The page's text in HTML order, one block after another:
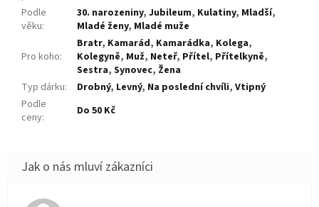
Podle
věku:
30. narozeniny, Jubileum, Kulatiny, Mladší,
Mladé ženy, Mladé muže
Pro koho:
Bratr, Kamarád, Kamarádka, Kolega,
Kolegyně, Muž, Neteř, Přítel, Přítelkyně,
Sestra, Synovec, Žena
Typ dárku: Drobný, Levný, Na poslední chvíli, Vtipný
Podle
ceny: Do 50 Kč